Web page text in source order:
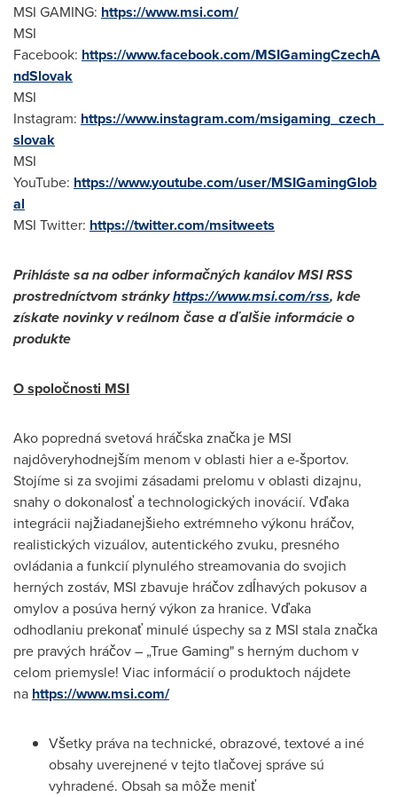
MSI GAMING: https://www.msi.com/
MSI
Facebook: https://www.facebook.com/MSIGamingCzechA
ndSlovak
MSI
Instagram: https://www.instagram.com/msigaming_czech_
slovak
MSI
YouTube: https://www.youtube.com/user/MSIGamingGlob
al
MSI Twitter: https://twitter.com/msitweets
Prihláste sa na odber informačných kanálov MSI RSS
prostredníctvom stránkyhttps://www.msi.com/rss, kde
získate novinky v reálnom čase a ďalšie informácie o
produkte
O spoločnosti MSI
Ako popredná svetová hráčska značka je MSI
najdôveryhodnejším menom v oblasti hier a e-športov.
Stojíme si za svojimi zásadami prelomu v oblasti dizajnu,
snahy o dokonalosť a technologických inovácií. Vďaka
integrácii najžiadanejšieho extrémneho výkonu hráčov,
realistických vizuálov, autentického zvuku, presného
ovládania a funkcií plynulého streamovania do svojich
herných zostáv, MSI zbavuje hráčov zdĺhavých pokusov a
omylov a posúva herný výkon za hranice. Vďaka
odhodlaniu prekonať minulé úspechy sa z MSI stala značka
pre pravých hráčov – „True Gaming" s herným duchom v
celom priemysle! Viac informácií o produktoch nájdete
na https://www.msi.com/
Všetky práva na technické, obrazové, textové a iné
obsahy uverejnené v tejto tlačovej správe sú
vyhradené. Obsah sa môže meniť